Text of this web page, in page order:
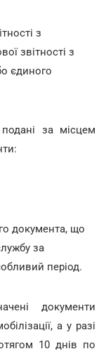
з
звітності з
єдиного
за місцем
документа, що
за
період.
документи
а у разі
10 днів по